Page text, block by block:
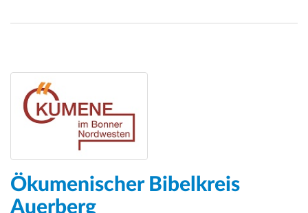
Ökumenischer Bibelkreis
Auerberg